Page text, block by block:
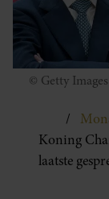
© Getty Images
Koning
laatste